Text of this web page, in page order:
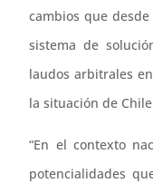
cambios que
sistema de
laudos arbitrales
la situación de
“En el contexto
potencialidades